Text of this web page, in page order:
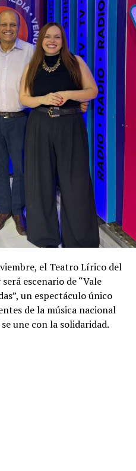
el Teatro Lírico del
escenario de “Vale
un espectáculo único
de la música nacional
une con la solidaridad.